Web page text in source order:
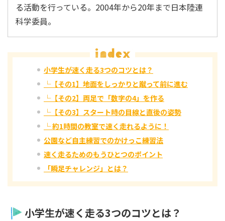
る活動を行っている。2004年から20年まで日本陸連
科学委員。
小学生が速く走る3つのコツとは？
└【その1】地面をしっかりと蹴って前に進む
└【その2】両足で「数字の4」を作る
└【その3】スタート時の目線と直後の姿勢
└ 約1時間の教室で速く走れるように！
公園など自主練習でのかけっこ練習法
速く走るためのもうひとつのポイント
「瞬足チャレンジ」とは？
小学生が速く走る3つのコツとは？